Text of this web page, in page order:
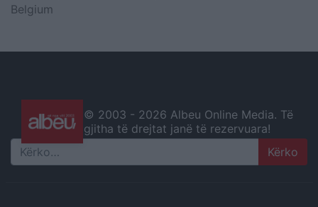
Belgium
© 2003 - 2026 Albeu Online Media. Të
gjitha të drejtat janë të rezervuara!
Search